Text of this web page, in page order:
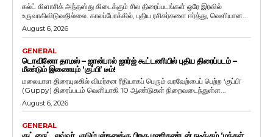
கல்ட் கிளாசிக் அந்தஸ்து கிடைக்கும் சில திரைப்படங்கள் ஒரே இரவில்
உருவாகிவிடுவதில்லை. காலப்போக்கில், புதிய ரசிகர்களை ஈர்த்து, வெளியான...
August 6, 2026
GENERAL
டொவினோ தாமஸ் – ஜான்பால் ஜார்ஜ் கூட்டணியில் புதிய திரைப்படம் –
மீண்டும் இணையும் ‘குப்பி’ டீம்!
மலையாள திரையுலகில் விமர்சன ரீதியாகப் பெரும் வரவேற்பைப் பெற்ற ‘குப்பி’
(Guppy) திரைப்படம் வெளியாகி 10 ஆண்டுகள் நிறைவடைந்துள்ள...
August 6, 2026
GENERAL
குட் நைட், லவ்வர், குடும்பஸ்தனுக்கு பிறகு மணிகண்டன் நடிக்கும் ‘மக்கள்